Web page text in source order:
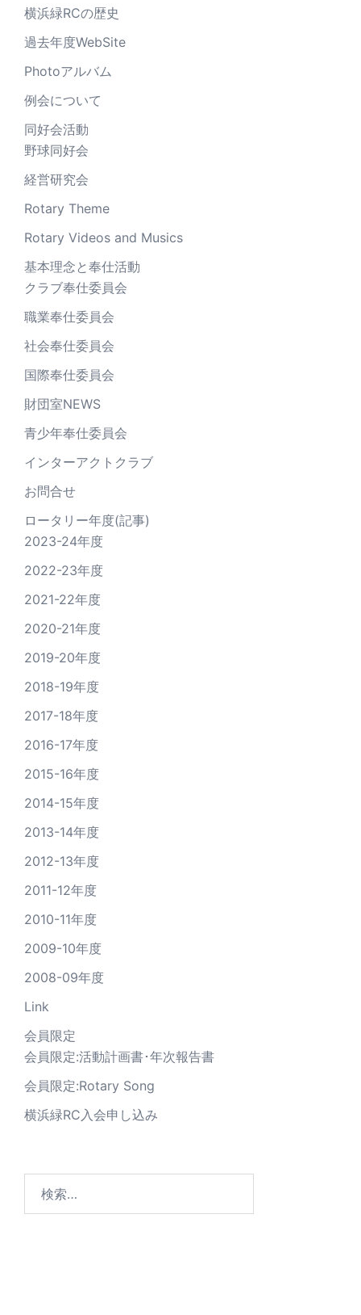
横浜緑RCの歴史
過去年度WebSite
Photoアルバム
例会について
同好会活動
野球同好会
経営研究会
Rotary Theme
Rotary Videos and Musics
基本理念と奉仕活動
クラブ奉仕委員会
職業奉仕委員会
社会奉仕委員会
国際奉仕委員会
財団室NEWS
青少年奉仕委員会
インターアクトクラブ
お問合せ
ロータリー年度(記事)
2023-24年度
2022-23年度
2021-22年度
2020-21年度
2019-20年度
2018-19年度
2017-18年度
2016-17年度
2015-16年度
2014-15年度
2013-14年度
2012-13年度
2011-12年度
2010-11年度
2009-10年度
2008-09年度
Link
会員限定
会員限定:活動計画書･年次報告書
会員限定:Rotary Song
横浜緑RC入会申し込み